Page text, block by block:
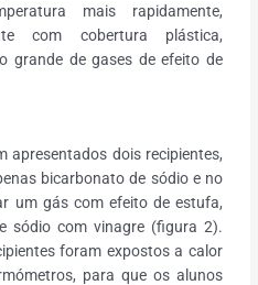
mais rapidamente,
com cobertura plástica,
grande de gases de efeito de
apresentados dois recipientes,
bicarbonato de sódio e no
um gás com efeito de estufa,
sódio com vinagre (figura 2).
foram expostos a calor
para que os alunos